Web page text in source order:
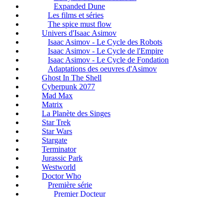
Expanded Dune
Les films et séries
The spice must flow
Univers d'Isaac Asimov
Isaac Asimov - Le Cycle des Robots
Isaac Asimov - Le Cycle de l'Empire
Isaac Asimov - Le Cycle de Fondation
Adaptations des oeuvres d'Asimov
Ghost In The Shell
Cyberpunk 2077
Mad Max
Matrix
La Planète des Singes
Star Trek
Star Wars
Stargate
Terminator
Jurassic Park
Westworld
Doctor Who
Première série
Premier Docteur